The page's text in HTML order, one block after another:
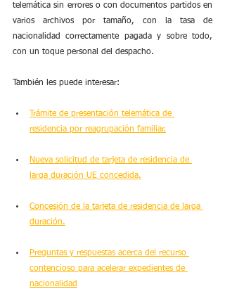
telemática sin errores o con documentos partidos en
varios archivos por tamaño, con la tasa de
nacionalidad correctamente pagada y sobre todo,
con un toque personal del despacho.
También les puede interesar:
Trámite de presentación telemática de
residencia por reagrupación familiar.
Nueva solicitud de tarjeta de residencia de
larga duración UE concedida.
Concesión de la tarjeta de residencia de larga
duración.
Preguntas y respuestas acerca del recurso
contencioso para acelerar expedientes de
nacionalidad